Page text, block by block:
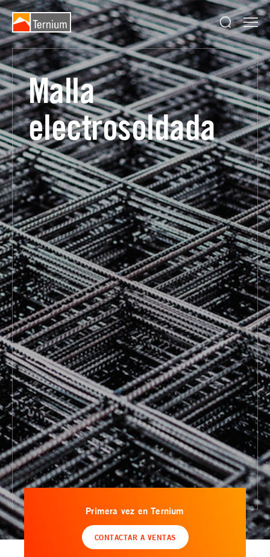
Malla
electrosoldada
Primera vez en Ternium
CONTACTAR A VENTAS